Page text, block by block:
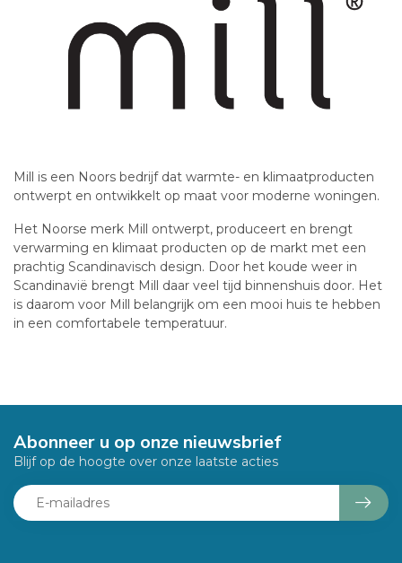
Mill is een Noors bedrijf dat warmte- en klimaatproducten
ontwerpt en ontwikkelt op maat voor moderne woningen.
Het Noorse merk Mill ontwerpt, produceert en brengt
verwarming en klimaat producten op de markt met een
prachtig Scandinavisch design. Door het koude weer in
Scandinavië brengt Mill daar veel tijd binnenshuis door. Het
is daarom voor Mill belangrijk om een mooi huis te hebben
in een comfortabele temperatuur.
Abonneer u op onze nieuwsbrief
Blijf op de hoogte over onze laatste acties